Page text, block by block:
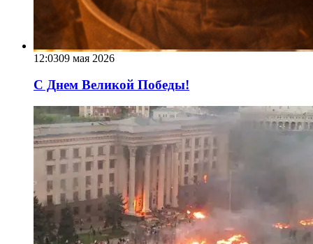
12:0309 мая 2026
С Днем Великой Победы!